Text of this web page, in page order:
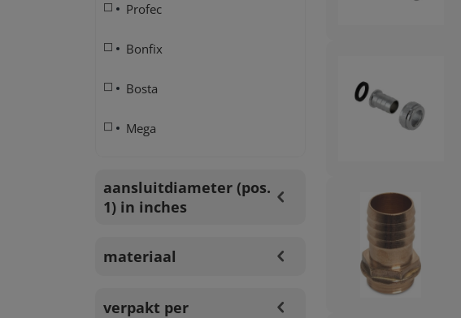
Profec
Bonfix
Bosta
Mega
aansluitdiameter (pos.
1) in inches
materiaal
verpakt per